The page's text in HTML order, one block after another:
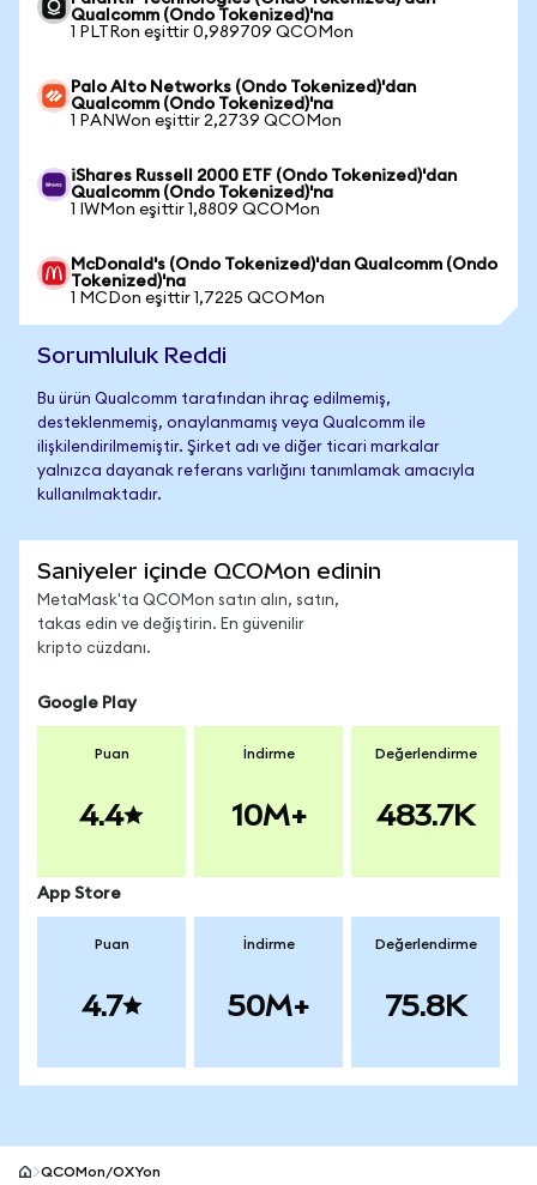
Qualcomm (Ondo Tokenized)'na
1 PLTRon eşittir 0,989709 QCOMon
Palo Alto Networks (Ondo Tokenized)'dan
Qualcomm (Ondo Tokenized)'na
1 PANWon eşittir 2,2739 QCOMon
iShares Russell 2000 ETF (Ondo Tokenized)'dan
Qualcomm (Ondo Tokenized)'na
1 IWMon eşittir 1,8809 QCOMon
McDonald's (Ondo Tokenized)'dan Qualcomm (Ondo
Tokenized)'na
1 MCDon eşittir 1,7225 QCOMon
Sorumluluk Reddi
Bu ürün Qualcomm tarafından ihraç edilmemiş,
desteklenmemiş, onaylanmamış veya Qualcomm ile
ilişkilendirilmemiştir. Şirket adı ve diğer ticari markalar
yalnızca dayanak referans varlığını tanımlamak amacıyla
kullanılmaktadır.
Saniyeler içinde QCOMon edinin
MetaMask'ta QCOMon satın alın, satın,
takas edin ve değiştirin. En güvenilir
kripto cüzdanı.
Google Play
Puan
4.4
İndirme
10M+
Değerlendirme
483.7K
App Store
Puan
4.7
İndirme
50M+
Değerlendirme
75.8K
QCOMon/OXYon